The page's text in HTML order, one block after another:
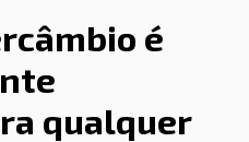
é
qualquer